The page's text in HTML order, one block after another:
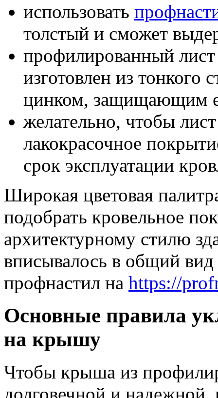
использовать
толстый и сможет
профилированный
изготовлен из тонкого
цинком, защищающим
желательно, чтобы
лакокрасочное
срок эксплуатации
Широкая цветовая
подобрать кровельное
архитектурному стилю
вписывалось в общий
профнастил на https://
Основные правила
на крышу
Чтобы крыша из
долговечной и надежной,